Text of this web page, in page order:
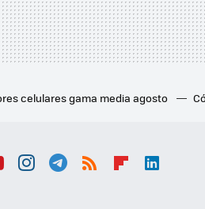
celulares gama media agosto